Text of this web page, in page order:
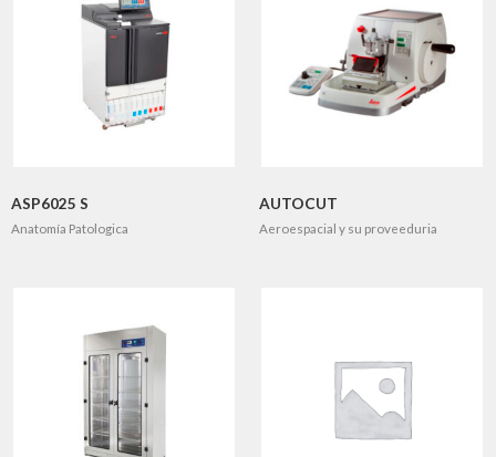
ASP6025 S
Anatomía Patologica
AUTOCUT
Aeroespacial y su proveeduria